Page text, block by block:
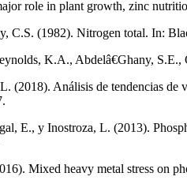
role in plant growth, zinc
C.S. (1982). Nitrogen total. In:
K.A., Abdelâ€Ghany,
(2018). Análisis de tendencias
E., y Inostroza, L. (2013).
Mixed heavy metal stress on